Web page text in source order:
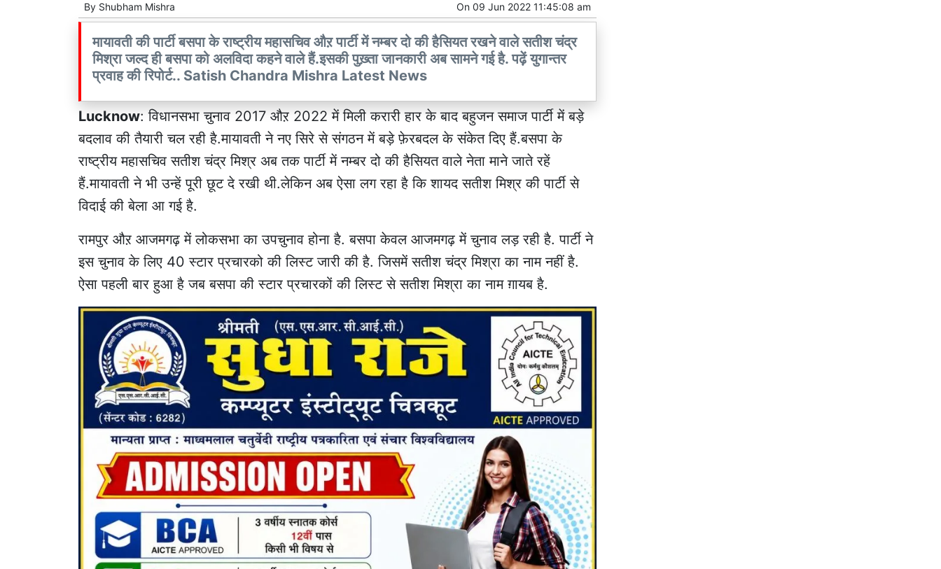
By Shubham Mishra On 09 Jun 2022 11:45:08 am
मायावती की पार्टी बसपा के राष्ट्रीय महासचिव औऱ पार्टी में नम्बर दो की हैसियत रखने वाले सतीश चंद्र
मिश्रा जल्द ही बसपा को अलविदा कहने वाले हैं.इसकी पुख़्ता जानकारी अब सामने गई है. पढ़ें युगान्तर
प्रवाह की रिपोर्ट.. Satish Chandra Mishra Latest News
Lucknow: विधानसभा चुनाव 2017 औऱ 2022 में मिली करारी हार के बाद बहुजन समाज पार्टी में बड़े
बदलाव की तैयारी चल रही है.मायावती ने नए सिरे से संगठन में बड़े फ़ेरबदल के संकेत दिए हैं.बसपा के
राष्ट्रीय महासचिव सतीश चंद्र मिश्र अब तक पार्टी में नम्बर दो की हैसियत वाले नेता माने जाते रहें
हैं.मायावती ने भी उन्हें पूरी छूट दे रखी थी.लेकिन अब ऐसा लग रहा है कि शायद सतीश मिश्र की पार्टी से
विदाई की बेला आ गई है.
रामपुर औऱ आजमगढ़ में लोकसभा का उपचुनाव होना है. बसपा केवल आजमगढ़ में चुनाव लड़ रही है. पार्टी ने
इस चुनाव के लिए 40 स्टार प्रचारको की लिस्ट जारी की है. जिसमें सतीश चंद्र मिश्रा का नाम नहीं है.
ऐसा पहली बार हुआ है जब बसपा की स्टार प्रचारकों की लिस्ट से सतीश मिश्रा का नाम ग़ायब है.